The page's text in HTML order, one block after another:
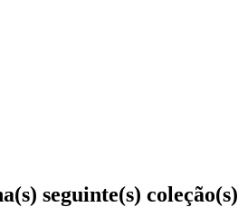
seguinte(s) coleção(s)